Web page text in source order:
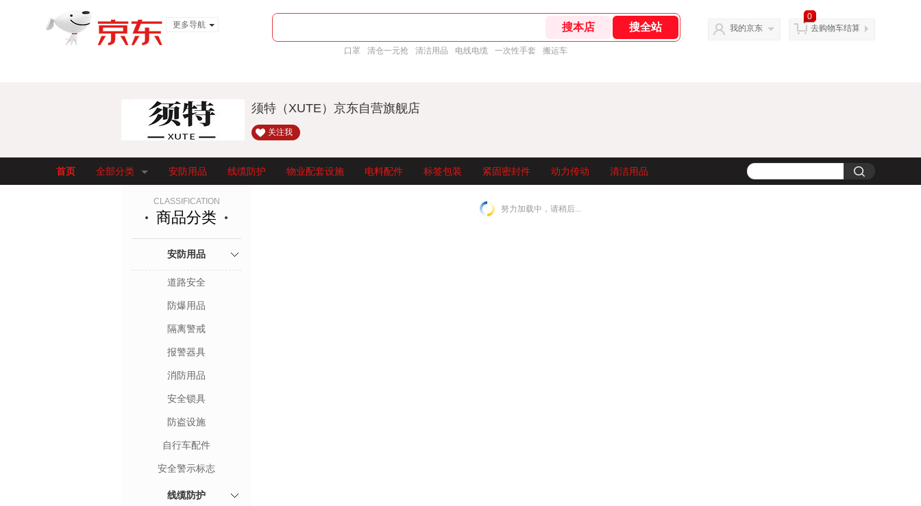
更多导航
口罩 清仓一元抢 清洁用品 电线电缆 一次性手套 搬运车
我的京东
0
去购物车结算
须特（XUTE）京东自营旗舰店
关注我
首页 全部分类 安防用品 线缆防护 物业配套设施 电料配件 标签包装 紧固密封件 动力传动 清洁用品
CLASSIFICATION
商品分类
安防用品
道路安全
防爆用品
隔离警戒
报警器具
消防用品
安全锁具
防盗设施
自行车配件
安全警示标志
线缆防护
努力加载中，请稍后...